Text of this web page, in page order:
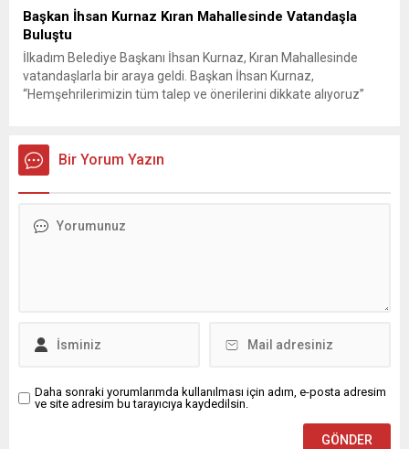
Başkan İhsan Kurnaz Kıran Mahallesinde Vatandaşla
Buluştu
İlkadım Belediye Başkanı İhsan Kurnaz, Kıran Mahallesinde
vatandaşlarla bir araya geldi. Başkan İhsan Kurnaz,
“Hemşehrilerimizin tüm talep ve önerilerini dikkate alıyoruz”
sohbet eden, onların talep ve önerileri dinleyen Başkan İhsan
Kurnaz, gelen taleplerin çözümü için...
Bir Yorum Yazın
Daha sonraki yorumlarımda kullanılması için adım, e-posta adresim
ve site adresim bu tarayıcıya kaydedilsin.